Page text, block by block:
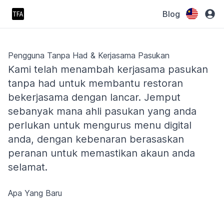
Blog
Pengguna Tanpa Had & Kerjasama Pasukan
Kami telah menambah kerjasama pasukan
tanpa had untuk membantu restoran
bekerjasama dengan lancar. Jemput
sebanyak mana ahli pasukan yang anda
perlukan untuk mengurus menu digital
anda, dengan kebenaran berasaskan
peranan untuk memastikan akaun anda
selamat.
Apa Yang Baru